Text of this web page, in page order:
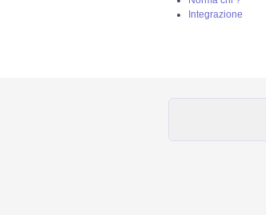
Integrazione